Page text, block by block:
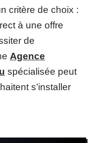
critère de choix :
à une offre
de
Agence
spécialisée peut
s’installer